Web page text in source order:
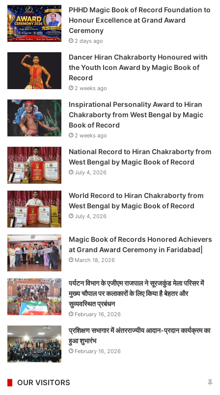
PHHD Magic Book of Record Foundation to
Honour Excellence at Grand Award
Ceremony
2 days ago
Dancer Hiran Chakraborty Honoured with
the Youth Icon Award by Magic Book of
Record
2 weeks ago
Inspirational Personality Award to Hiran
Chakraborty from West Bengal by Magic
Book of Record
2 weeks ago
National Record to Hiran Chakraborty from
West Bengal by Magic Book of Record
July 4, 2026
World Record to Hiran Chakraborty from
West Bengal by Magic Book of Record
July 4, 2026
Magic Book of Records Honored Achievers
at Grand Award Ceremony in Faridabad|
March 18, 2026
पर्यटन विभाग के एजीएम राजपाल ने सूरजकुंड मेला परिसर में
मुख्य चौपाल पर कलाकारों के लिए किया है बेहतर और
सुव्यवस्थित प्रबंधन
February 16, 2026
प्रशिक्षण सभागार में अंतरराज्यीय आदान-प्रदान कार्यक्रम का
हुआ शुभारंभ
February 16, 2026
OUR VISITORS